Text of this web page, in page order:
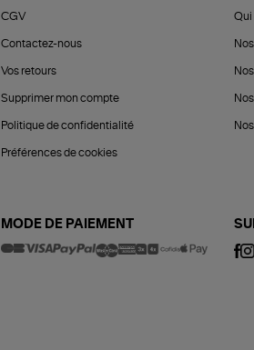
CGV
Contactez-nous
Vos retours
Supprimer mon compte
Politique de confidentialité
Préférences de cookies
Qui
MODE DE PAIEMENT